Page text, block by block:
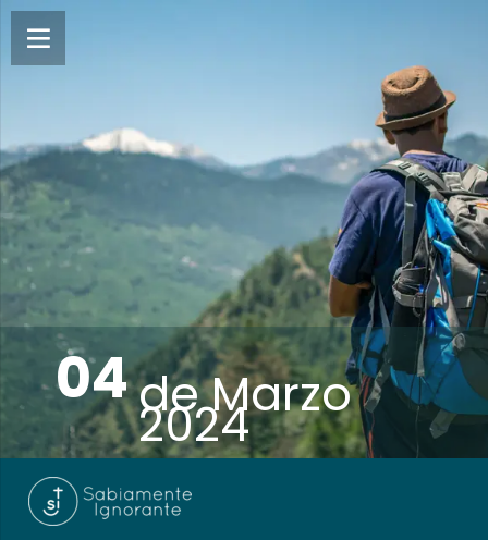
04deMarzo
2024